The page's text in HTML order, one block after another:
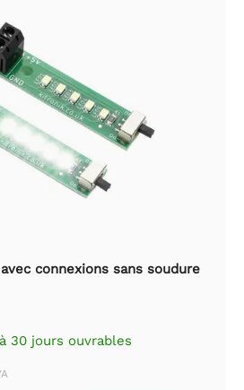
connexions sans soudure
30 jours ouvrables